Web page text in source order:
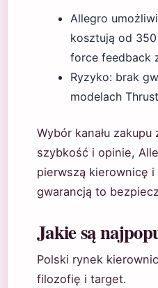
Allegro
kosztują od
force feedback
Ryzyko: brak
modelach
Wybór kanału
szybkość i opinie,
pierwszą kierownicę
gwarancją to
Jakie są
Polski rynek
filozofię i target.